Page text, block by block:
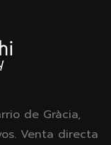
de Gràcia,
Venta directa